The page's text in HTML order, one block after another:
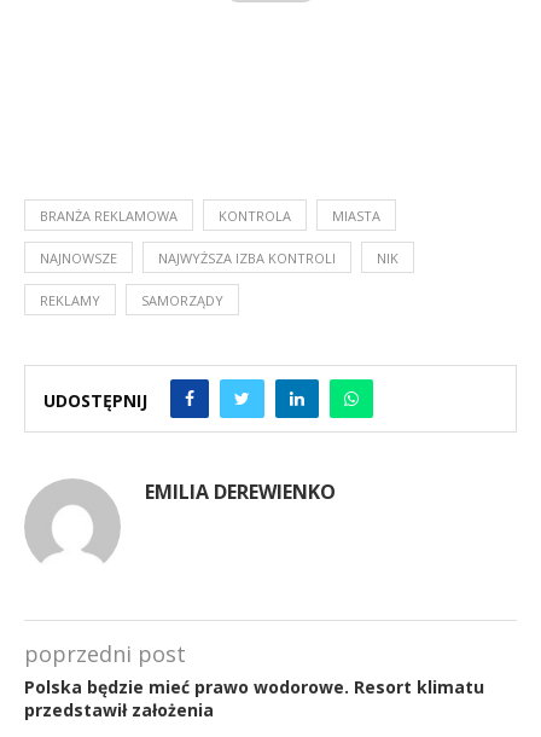
BRANŻA REKLAMOWA KONTROLA MIASTA
NAJNOWSZE NAJWYŻSZA IZBA KONTROLI NIK
REKLAMY SAMORZĄDY
UDOSTĘPNIJ
EMILIA DEREWIENKO
poprzedni post
Polska będzie mieć prawo wodorowe. Resort klimatu
przedstawił założenia